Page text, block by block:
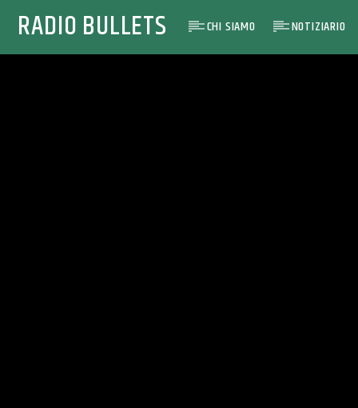
RADIO BULLETS CHI SIAMO NOTIZIARIO